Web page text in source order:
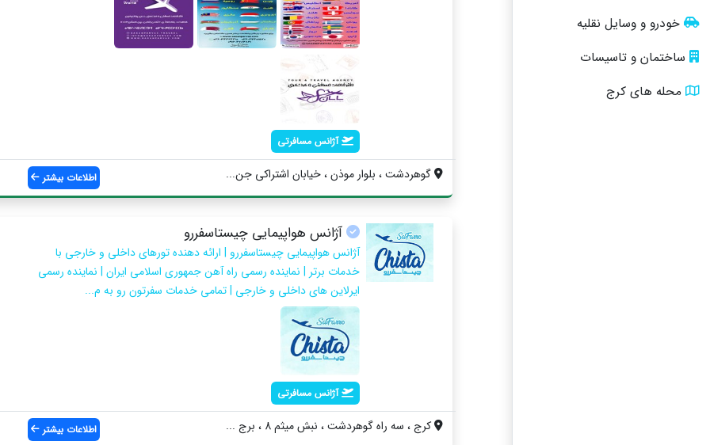
خودرو و وسایل نقلیه
ساختمان و تاسیسات
محله های کرج
آژانس مسافرتی
گوهردشت ، بلوار موذن ، خیابان اشتراکی جن... اطلاعات بیشتر
آژانس هواپیمایی چیستاسفررو
آژانس هواپیمایی چیستاسفررو | ارائه دهنده تورهای داخلی و خارجی با
خدمات برتر | نماینده رسمی راه آهن جمهوری اسلامی ایران | نماینده رسمی
ایرلاین های داخلی و خارجی | تمامی خدمات سفرتون رو به م...
آژانس مسافرتی
کرج ، سه راه گوهردشت ، نبش میثم 8 ، برج ... اطلاعات بیشتر